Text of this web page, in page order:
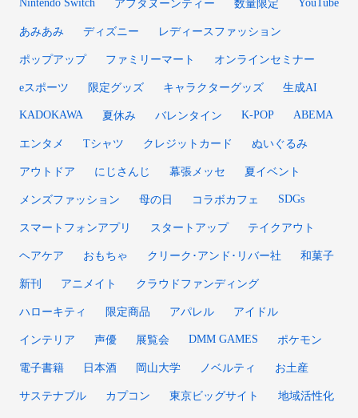
Nintendo Switch アフタヌーンティー 数量限定 YouTube
あみあみ ディズニー レディースファッション
ポップアップ ファミリーマート オンラインセミナー
eスポーツ 限定グッズ キャラクターグッズ 生成AI
KADOKAWA 夏休み バレンタイン K-POP ABEMA
エンタメ Tシャツ クレジットカード ぬいぐるみ
アウトドア にじさんじ 幕張メッセ 夏イベント
メンズファッション 母の日 コラボカフェ SDGs
スマートフォンアプリ スタートアップ テイクアウト
ヘアケア おもちゃ クリーク･アンド･リバー社 和菓子
新刊 アニメイト クラウドファンディング
ハローキティ 限定商品 アパレル アイドル
インテリア 声優 展覧会 DMM GAMES ポケモン
電子書籍 日本酒 岡山大学 ノベルティ お土産
サステナブル カプコン 東京ビッグサイト 地域活性化